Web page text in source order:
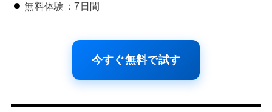
無料体験：7日間
今すぐ無料で試す